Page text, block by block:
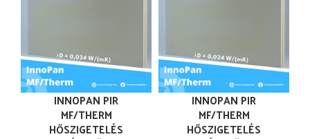
INNOPAN PIR
MF/THERM
HŐSZIGETELÉS
INNOPAN PIR
MF/THERM
HŐSZIGETELÉS